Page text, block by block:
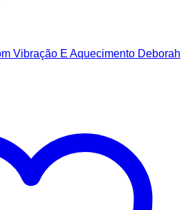
Vibração E Aquecimento Deborah